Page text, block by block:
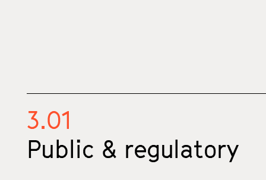
3.01
Public & regulatory